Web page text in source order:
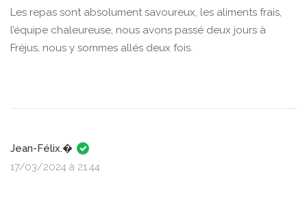
Les repas sont absolument savoureux, les aliments frais,
l’équipe chaleureuse, nous avons passé deux jours à
Fréjus, nous y sommes allés deux fois.
Jean-Félix.�
17/03/2024 à 21:44